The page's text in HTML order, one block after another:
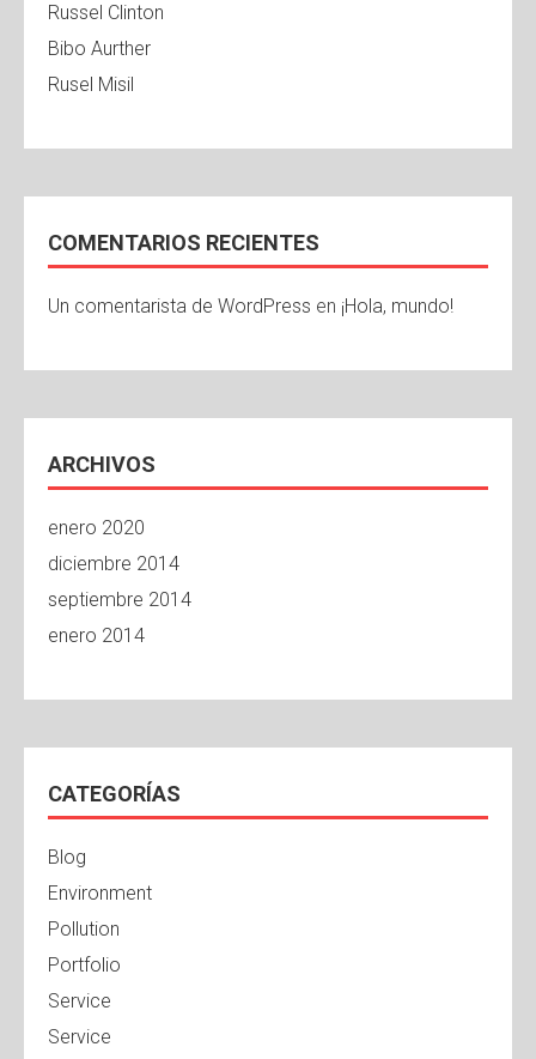
Russel Clinton
Bibo Aurther
Rusel Misil
COMENTARIOS RECIENTES
Un comentarista de WordPress en ¡Hola, mundo!
ARCHIVOS
enero 2020
diciembre 2014
septiembre 2014
enero 2014
CATEGORÍAS
Blog
Environment
Pollution
Portfolio
Service
Service